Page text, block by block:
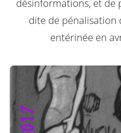
désinformations, et de
dite de pénalisation
entérinée en